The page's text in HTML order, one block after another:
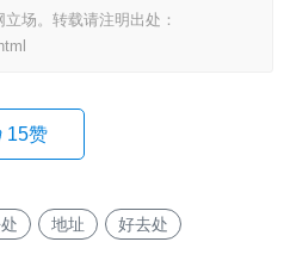
场。转载请注明出处：
15赞
地址 好去处